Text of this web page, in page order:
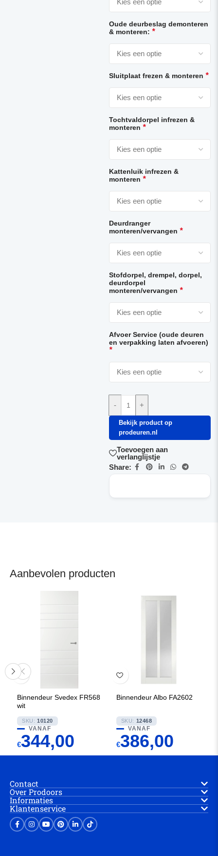
Oude deurbeslag demonteren
& monteren: *
Sluitplaat frezen & monteren *
Tochtvaldorpel infrezen &
monteren *
Kattenluik infrezen &
monteren *
Deurdranger
monteren/vervangen *
Stofdorpel, drempel, dorpel,
deurdorpel
monteren/vervangen *
Afvoer Service (oude deuren
en verpakking laten afvoeren)
*
- +
Bekijk product op
prodeuren.nl
Toevoegen aan
verlanglijstje
Share:
Aanbevolen producten
Binnendeur Svedex FR568
wit
SKU: 10120
VANAF
€344,00
Binnendeur Albo FA2602
SKU: 12468
VANAF
€386,00
Contact
Over Prodoors
Informaties
Klantenservice